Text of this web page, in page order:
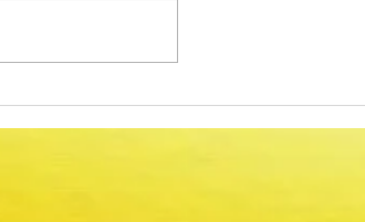
Comum para Técnico Superior -